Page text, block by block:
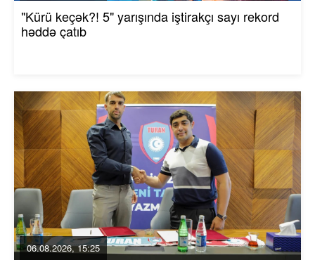
"Kürü keçək?! 5" yarışında iştirakçı sayı rekord
həddə çatıb
06.08.2026, 15:25